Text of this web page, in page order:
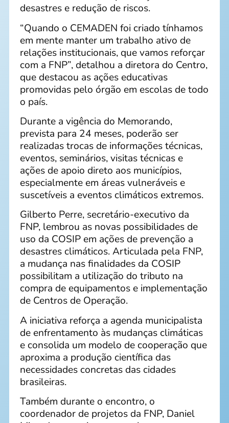
desastres e redução de riscos.
“Quando o CEMADEN foi criado tínhamos
em mente manter um trabalho ativo de
relações institucionais, que vamos reforçar
com a FNP”, detalhou a diretora do Centro,
que destacou as ações educativas
promovidas pelo órgão em escolas de todo
o país.
Durante a vigência do Memorando,
prevista para 24 meses, poderão ser
realizadas trocas de informações técnicas,
eventos, seminários, visitas técnicas e
ações de apoio direto aos municípios,
especialmente em áreas vulneráveis e
suscetíveis a eventos climáticos extremos.
Gilberto Perre, secretário-executivo da
FNP, lembrou as novas possibilidades de
uso da COSIP em ações de prevenção a
desastres climáticos. Articulada pela FNP,
a mudança nas finalidades da COSIP
possibilitam a utilização do tributo na
compra de equipamentos e implementação
de Centros de Operação.
A iniciativa reforça a agenda municipalista
de enfrentamento às mudanças climáticas
e consolida um modelo de cooperação que
aproxima a produção científica das
necessidades concretas das cidades
brasileiras.
Também durante o encontro, o
coordenador de projetos da FNP, Daniel